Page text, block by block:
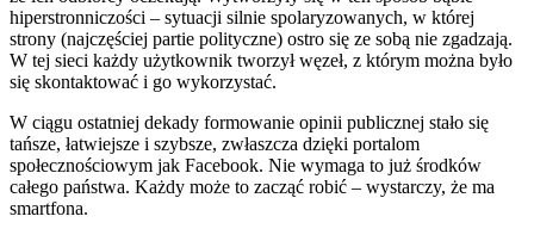
hiperstronniczości – sytuacji silnie spolaryzowanych, w której
strony (najczęściej partie polityczne) ostro się ze sobą nie zgadzają.
W tej sieci każdy użytkownik tworzył węzeł, z którym można było
się skontaktować i go wykorzystać.
W ciągu ostatniej dekady formowanie opinii publicznej stało się
tańsze, łatwiejsze i szybsze, zwłaszcza dzięki portalom
społecznościowym jak Facebook. Nie wymaga to już środków
całego państwa. Każdy może to zacząć robić – wystarczy, że ma
smartfona.